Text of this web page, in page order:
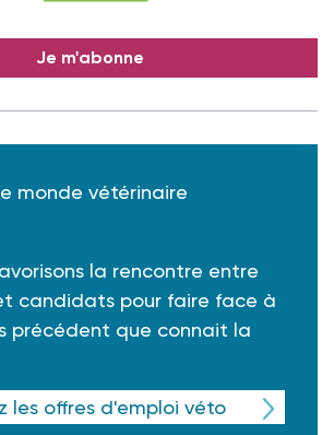
Je m'abonne
monde vétérinaire
la rencontre entre
candidats pour faire face à
précédent que connait la
les offres d'emploi véto